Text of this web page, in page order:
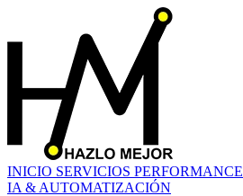
INICIO SERVICIOS PERFORMANCE
IA & AUTOMATIZACIÓN